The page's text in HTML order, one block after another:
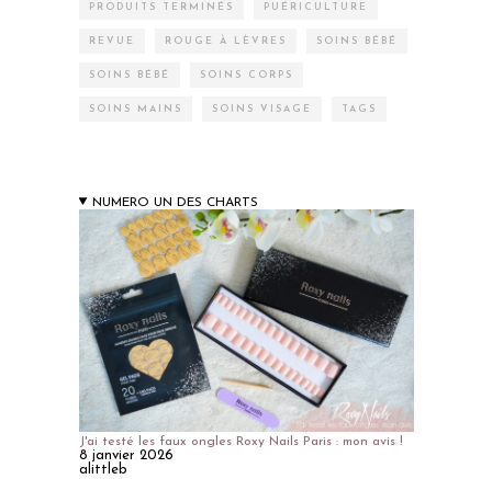
PRODUITS TERMINÉS PUÉRICULTURE
REVUE ROUGE À LÈVRES SOINS BÉBÉ
SOINS BÉBÉ SOINS CORPS
SOINS MAINS SOINS VISAGE TAGS
NUMERO UN DES CHARTS
J'ai testé les faux ongles Roxy Nails Paris : mon avis !
8 janvier 2026
alittleb